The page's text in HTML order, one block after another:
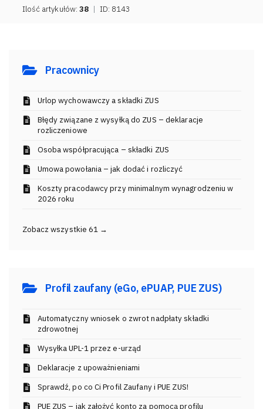
Ilość artykułów:38 | ID: 8143
Pracownicy
Urlop wychowawczy a składki ZUS
Błędy związane z wysyłką do ZUS – deklaracje
rozliczeniowe
Osoba współpracująca – składki ZUS
Umowa powołania – jak dodać i rozliczyć
Koszty pracodawcy przy minimalnym wynagrodzeniu w
2026 roku
Zobacz wszystkie 61 →
Profil zaufany (eGo, ePUAP, PUE ZUS)
Automatyczny wniosek o zwrot nadpłaty składki
zdrowotnej
Wysyłka UPL-1 przez e-urząd
Deklaracje z upoważnieniami
Sprawdź, po co Ci Profil Zaufany i PUE ZUS!
PUE ZUS – jak założyć konto za pomocą profilu